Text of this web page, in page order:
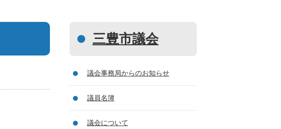
三豊市議会
議会事務局からのお知らせ
議員名簿
議会について